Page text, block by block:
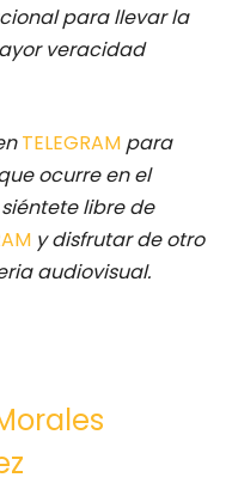
para llevar la
veracidad
TELEGRAM para
ocurre en el
libre de
y disfrutar de otro
audiovisual.